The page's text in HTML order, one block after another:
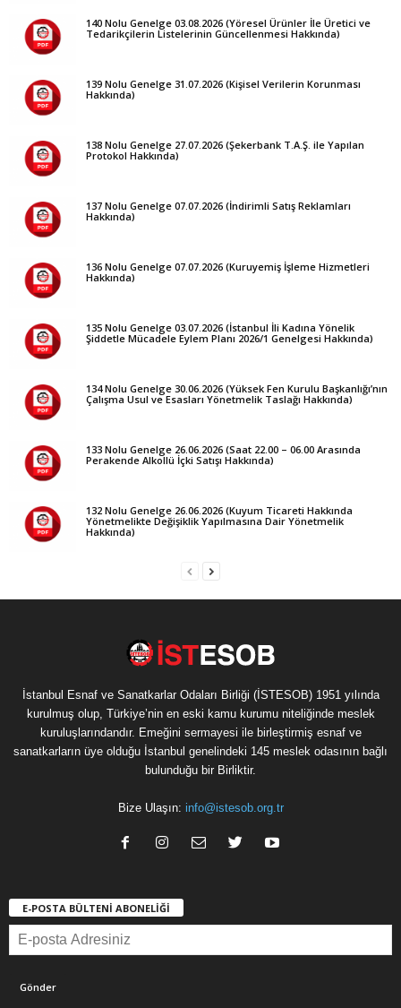
140 Nolu Genelge 03.08.2026 (Yöresel Ürünler İle Üretici ve
Tedarikçilerin Listelerinin Güncellenmesi Hakkında)
139 Nolu Genelge 31.07.2026 (Kişisel Verilerin Korunması
Hakkında)
138 Nolu Genelge 27.07.2026 (Şekerbank T.A.Ş. ile Yapılan
Protokol Hakkında)
137 Nolu Genelge 07.07.2026 (İndirimli Satış Reklamları
Hakkında)
136 Nolu Genelge 07.07.2026 (Kuruyemiş İşleme Hizmetleri
Hakkında)
135 Nolu Genelge 03.07.2026 (İstanbul İli Kadına Yönelik
Şiddetle Mücadele Eylem Planı 2026/1 Genelgesi Hakkında)
134 Nolu Genelge 30.06.2026 (Yüksek Fen Kurulu Başkanlığı’nın
Çalışma Usul ve Esasları Yönetmelik Taslağı Hakkında)
133 Nolu Genelge 26.06.2026 (Saat 22.00 – 06.00 Arasında
Perakende Alkollü İçki Satışı Hakkında)
132 Nolu Genelge 26.06.2026 (Kuyum Ticareti Hakkında
Yönetmelikte Değişiklik Yapılmasına Dair Yönetmelik
Hakkında)
İstanbul Esnaf ve Sanatkarlar Odaları Birliği (İSTESOB) 1951 yılında
kurulmuş olup, Türkiye’nin en eski kamu kurumu niteliğinde meslek
kuruluşlarındandır. Emeğini sermayesi ile birleştirmiş esnaf ve
sanatkarların üye olduğu İstanbul genelindeki 145 meslek odasının bağlı
bulunduğu bir Birliktir.
Bize Ulaşın: info@istesob.org.tr
E-POSTA BÜLTENİ ABONELİĞİ